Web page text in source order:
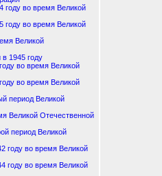
году во время Великой
году во время Великой
Великой
в 1945 году
во время Великой
во время Великой
период Великой
Великой Отечественной
период Великой
году во время Великой
году во время Великой